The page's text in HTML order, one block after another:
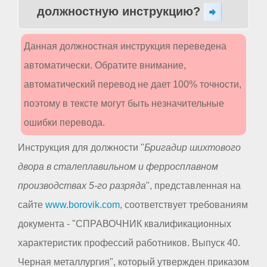
должностную инструкцию?
Данная должностная инструкция переведена
автоматически. Обратите внимание,
автоматический перевод не дает 100% точности,
поэтому в тексте могут быть незначительные
ошибки перевода.
Инструкция для должности "Бригадир шихтового
двора в сталеплавильном и ферросплавном
производствах 5-го разряда", представленная на
сайте www.borovik.com, соответствует требованиям
документа - "СПРАВОЧНИК квалификационных
характеристик профессий работников. Выпуск 40.
Черная металлургия", который утвержден приказом